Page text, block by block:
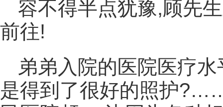
容不得半点犹豫,顾先
前往!
弟弟入院的医院医疗
是得到了很好的照护